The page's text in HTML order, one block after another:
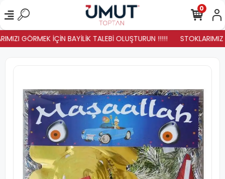
GÖRMEK İÇİN BAYİLİK TALEBİ OLUŞTURUN !!!!! STOKLARIMIZ
0